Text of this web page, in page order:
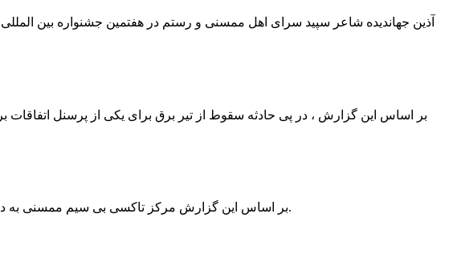
آذین جهاندیده شاعر سپید سرای اهل ممسنی و رستم در هفتمین جشنواره بین
بر اساس این گزارش ، در پی حادثه سقوط از تیر برق برای یکی از پرسنل
بر اساس این گزارش مرکز تاکسی بی سیم ممسنی به دلیل نداشتن پروانه ی کسب به استناد ماده ی ۲۷ و ۲۸ قانون نظام صنفی با دستور مقام قضایی تا اطلاع ثانوی پلمپ گردید.